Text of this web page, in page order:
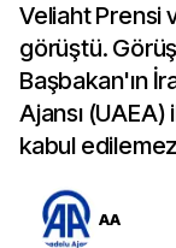
Veliaht Prensi
görüştü.
Başbakan'ın
Ajansı (UAEA)
kabul
AA